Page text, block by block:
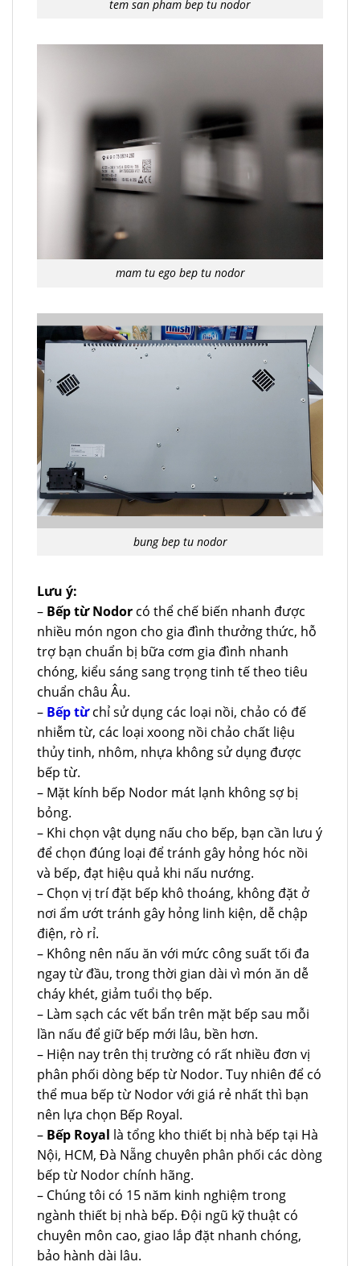
tem san pham bep tu nodor
mam tu ego bep tu nodor
bung bep tu nodor
Lưu ý:
– Bếp từ Nodor có thể chế biến nhanh được
nhiều món ngon cho gia đình thưởng thức, hỗ
trợ bạn chuẩn bị bữa cơm gia đình nhanh
chóng, kiểu sáng sang trọng tinh tế theo tiêu
chuẩn châu Âu.
– Bếp từchỉ sử dụng các loại nồi, chảo có đế
nhiễm từ, các loại xoong nồi chảo chất liệu
thủy tinh, nhôm, nhựa không sử dụng được
bếp từ.
– Mặt kính bếp Nodor mát lạnh không sợ bị
bỏng.
– Khi chọn vật dụng nấu cho bếp, bạn cần lưu ý
để chọn đúng loại để tránh gây hỏng hóc nồi
và bếp, đạt hiệu quả khi nấu nướng.
– Chọn vị trí đặt bếp khô thoáng, không đặt ở
nơi ẩm ướt tránh gây hỏng linh kiện, dễ chập
điện, rò rỉ.
– Không nên nấu ăn với mức công suất tối đa
ngay từ đầu, trong thời gian dài vì món ăn dễ
cháy khét, giảm tuổi thọ bếp.
– Làm sạch các vết bẩn trên mặt bếp sau mỗi
lần nấu để giữ bếp mới lâu, bền hơn.
– Hiện nay trên thị trường có rất nhiều đơn vị
phân phối dòng bếp từ Nodor. Tuy nhiên để có
thể mua bếp từ Nodor với giá rẻ nhất thì bạn
nên lựa chọn Bếp Royal.
– Bếp Royal là tổng kho thiết bị nhà bếp tại Hà
Nội, HCM, Đà Nẵng chuyên phân phối các dòng
bếp từ Nodor chính hãng.
– Chúng tôi có 15 năm kinh nghiệm trong
ngành thiết bị nhà bếp. Đội ngũ kỹ thuật có
chuyên môn cao, giao lắp đặt nhanh chóng,
bảo hành dài lâu.